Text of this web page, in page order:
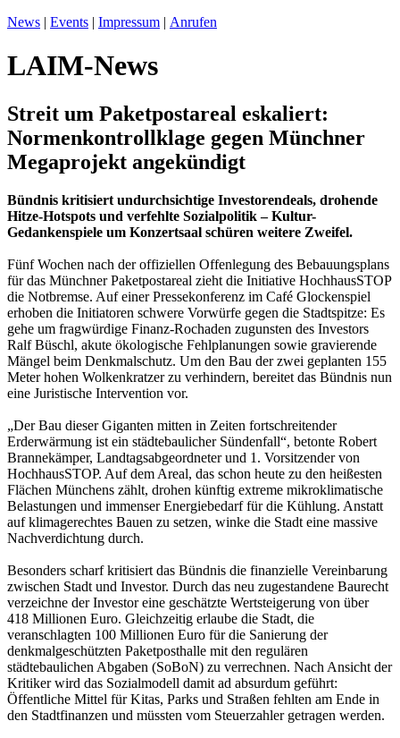
News | Events | Impressum | Anrufen
LAIM-News
Streit um Paketpostareal eskaliert:
Normenkontrollklage gegen Münchner
Megaprojekt angekündigt
Bündnis kritisiert undurchsichtige Investorendeals, drohende
Hitze-Hotspots und verfehlte Sozialpolitik – Kultur-
Gedankenspiele um Konzertsaal schüren weitere Zweifel.
Fünf Wochen nach der offiziellen Offenlegung des Bebauungsplans
für das Münchner Paketpostareal zieht die Initiative HochhausSTOP
die Notbremse. Auf einer Pressekonferenz im Café Glockenspiel
erhoben die Initiatoren schwere Vorwürfe gegen die Stadtspitze: Es
gehe um fragwürdige Finanz-Rochaden zugunsten des Investors
Ralf Büschl, akute ökologische Fehlplanungen sowie gravierende
Mängel beim Denkmalschutz. Um den Bau der zwei geplanten 155
Meter hohen Wolkenkratzer zu verhindern, bereitet das Bündnis nun
eine Juristische Intervention vor.
„Der Bau dieser Giganten mitten in Zeiten fortschreitender
Erderwärmung ist ein städtebaulicher Sündenfall“, betonte Robert
Brannekämper, Landtagsabgeordneter und 1. Vorsitzender von
HochhausSTOP. Auf dem Areal, das schon heute zu den heißesten
Flächen Münchens zählt, drohen künftig extreme mikroklimatische
Belastungen und immenser Energiebedarf für die Kühlung. Anstatt
auf klimagerechtes Bauen zu setzen, winke die Stadt eine massive
Nachverdichtung durch.
Besonders scharf kritisiert das Bündnis die finanzielle Vereinbarung
zwischen Stadt und Investor. Durch das neu zugestandene Baurecht
verzeichne der Investor eine geschätzte Wertsteigerung von über
418 Millionen Euro. Gleichzeitig erlaube die Stadt, die
veranschlagten 100 Millionen Euro für die Sanierung der
denkmalgeschützten Paketposthalle mit den regulären
städtebaulichen Abgaben (SoBoN) zu verrechnen. Nach Ansicht der
Kritiker wird das Sozialmodell damit ad absurdum geführt:
Öffentliche Mittel für Kitas, Parks und Straßen fehlten am Ende in
den Stadtfinanzen und müssten vom Steuerzahler getragen werden.